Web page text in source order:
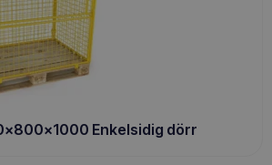
Enkelsidig dörr